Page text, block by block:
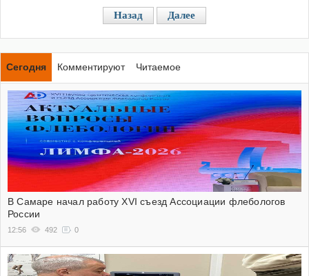
Назад Далее
Сегодня Комментируют Читаемое
В Самаре начал работу XVI съезд Ассоциации флебологов
России
12:56 492 0